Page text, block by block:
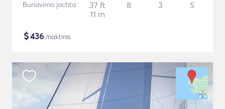
Buriavimo jachta
37 ft
11 m
8 3 5
$436 /naktinis